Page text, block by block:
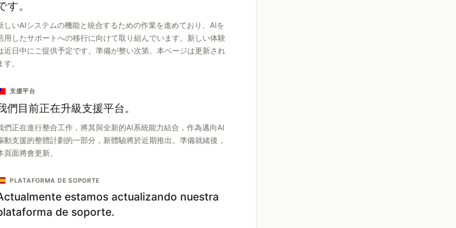
す。
しいAIシステムの機能と統合するための作業を進めており、AIを
用したサポートへの移行に向けて取り組んでいます。新しい体験
近日中にご提供予定です。準備が整い次第、本ページは更新され
す。
支援平台
們目前正在升級支援平台。
們正在進行整合工作，將其與全新的AI系統能力結合，作為邁向AI
動支援的整體計劃的一部分，新體驗將於近期推出。準備就緒後，
頁面將會更新。
PLATAFORMA DE SOPORTE
estamos actualizando nuestra
de soporte.